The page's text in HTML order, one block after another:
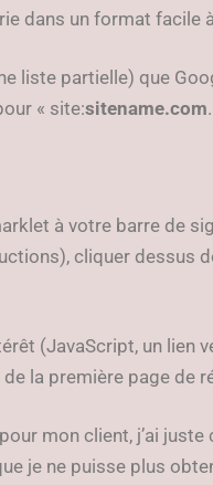
dans un format facile
liste partielle) que
« site:sitename.com
à votre barre de
cliquer dessus
(JavaScript, un lien
la première page de
mon client, j’ai
je ne puisse plus